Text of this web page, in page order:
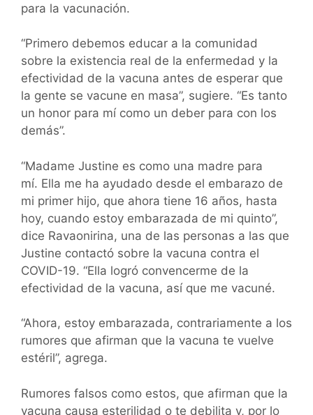
para la vacunación.
“Primero debemos educar a la comunidad
sobre la existencia real de la enfermedad y la
efectividad de la vacuna antes de esperar que
la gente se vacune en masa”, sugiere. “Es tanto
un honor para mí como un deber para con los
demás”.
“Madame Justine es como una madre para
mí. Ella me ha ayudado desde el embarazo de
mi primer hijo, que ahora tiene 16 años, hasta
hoy, cuando estoy embarazada de mi quinto”,
dice Ravaonirina, una de las personas a las que
Justine contactó sobre la vacuna contra el
COVID-19. “Ella logró convencerme de la
efectividad de la vacuna, así que me vacuné.
“Ahora, estoy embarazada, contrariamente a los
rumores que afirman que la vacuna te vuelve
estéril”, agrega.
Rumores falsos como estos, que afirman que la
vacuna causa esterilidad o te debilita y, por lo